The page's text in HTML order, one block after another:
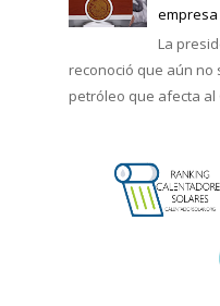
La
reconoció que aún
petróleo que afecta al